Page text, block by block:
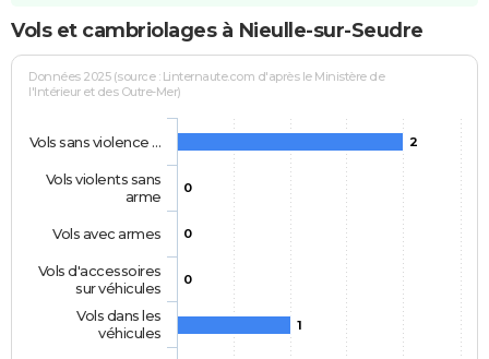
Vols et cambriolages à Nieulle-sur-Seudre
Données 2025 (source : Linternaute.com d'après le Ministère de
l'Intérieur et des Outre-Mer)
2
0
0
0
1
Vols sans violence …
Vols violents sans
arme
Vols avec armes
Vols d'accessoires
sur véhicules
Vols dans les
véhicules